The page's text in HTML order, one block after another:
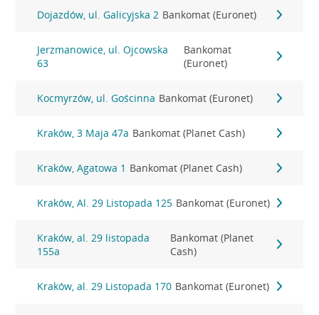
Dojazdów, ul. Galicyjska 2 Bankomat (Euronet)
Jerzmanowice, ul. Ojcowska
63
Bankomat
(Euronet)
Kocmyrzów, ul. Gościnna Bankomat (Euronet)
Kraków, 3 Maja 47a Bankomat (Planet Cash)
Kraków, Agatowa 1 Bankomat (Planet Cash)
Kraków, Al. 29 Listopada 125 Bankomat (Euronet)
Kraków, al. 29 listopada
155a
Bankomat (Planet
Cash)
Kraków, al. 29 Listopada 170 Bankomat (Euronet)